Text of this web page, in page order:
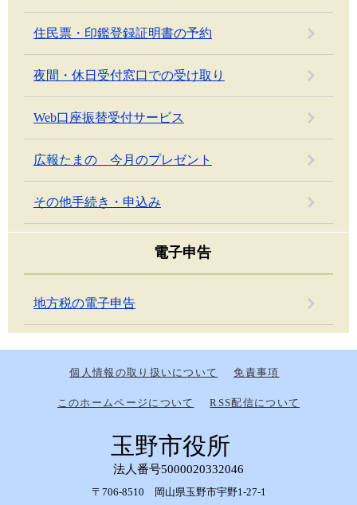
住民票・印鑑登録証明書の予約
夜間・休日受付窓口での受け取り
Web口座振替受付サービス
広報たまの 今月のプレゼント
その他手続き・申込み
電子申告
地方税の電子申告
個人情報の取り扱いについて 免責事項
このホームページについて RSS配信について
玉野市役所
法人番号5000020332046
〒706-8510 岡山県玉野市宇野1-27-1